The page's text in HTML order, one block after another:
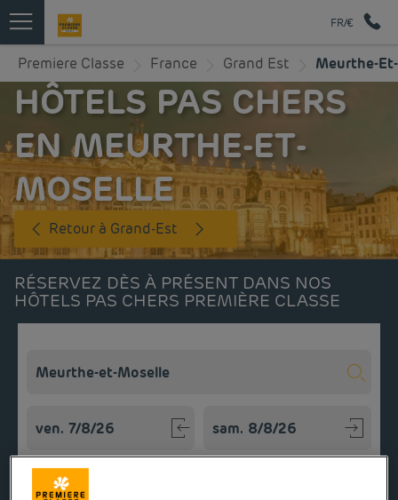
FR/€
Premiere Classe France Grand Est Meurthe-
HÔTELS PAS CHERS
EN MEURTHE-ET-
MOSELLE
Retour à Grand-Est
RÉSERVEZ DÈS À PRÉSENT DANS NOS
HÔTELS PAS CHERS PREMIÈRE CLASSE
Navigate forward to interact with the calendar and select
Navigate backward to interact